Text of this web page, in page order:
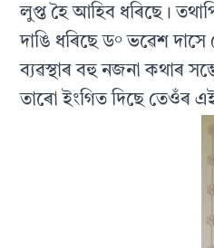
লুপ্ত হৈ আহিব ধৰিছে।
দাঙি ধৰিছে ড° ভৱেশ দাসে
ব্যৱস্থাৰ বহু নজনা কথাৰ
তাৰো ইংগিত দিছে তেওঁৰ এই